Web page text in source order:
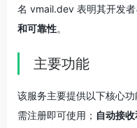
名 vmail.dev 表明其开发
和可靠性。
主要功能
该服务主要提供以下核心功
需注册即可使用； 自动接